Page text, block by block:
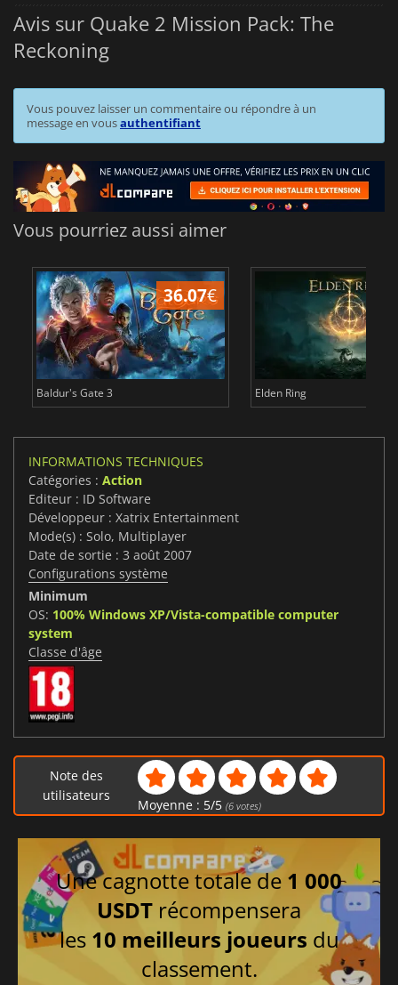
Avis sur Quake 2 Mission Pack: The
Reckoning
Vous pouvez laisser un commentaire ou répondre à un
message en vousauthentifiant
Vous pourriez aussi aimer
36.07€
Baldur's Gate 3 Elden Ring
INFORMATIONS TECHNIQUES
Catégories : Action
Editeur : ID Software
Développeur : Xatrix Entertainment
Mode(s) : Solo, Multiplayer
Date de sortie : 3 août 2007
Configurations système
Minimum
OS: 100% Windows XP/Vista-compatible computer
system
Classe d'âge
Note des
utilisateurs
Moyenne : 5/5 (6votes)
Une cagnotte totale de 1 000
USDT récompensera
les 10 meilleurs joueurs du
classement.